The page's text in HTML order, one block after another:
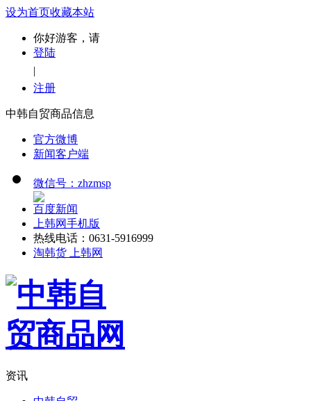
设为首页收藏本站
你好游客，请
登陆
|
注册
中韩自贸商品信息
官方微博
新闻客户端
微信号：zhzmsp
百度新闻
上韩网手机版
热线电话：0631-5916999
淘韩货 上韩网
资讯